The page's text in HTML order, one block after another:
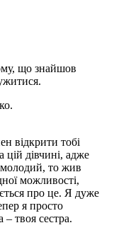
що знайшов
відкрити тобі
дівчині, адже
молодий, то жив
можливості,
про це. Я дуже
я просто
– твоя сестра.